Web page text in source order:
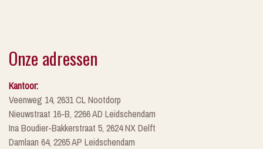
Onze adressen
Kantoor:
Veenweg 14, 2631 CL Nootdorp
Nieuwstraat 16-B, 2266 AD Leidschendam
Ina Boudier-Bakkerstraat 5, 2624 NX Delft
Damlaan 64, 2265 AP Leidschendam